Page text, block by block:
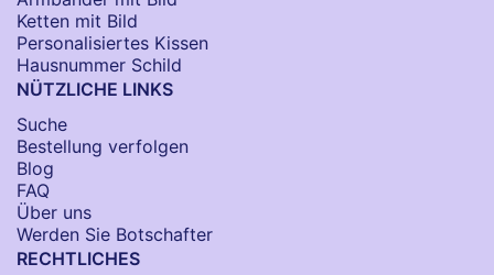
Ketten mit Bild
Personalisiertes Kissen
Hausnummer Schild
NÜTZLICHE LINKS
Suche
Bestellung verfolgen
Blog
FAQ
Über uns
Werden Sie Botschafter
RECHTLICHES